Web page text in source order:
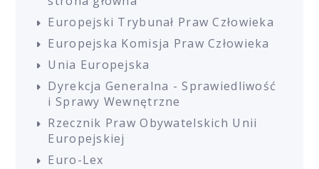
Europejski Trybunał Praw Człowieka
Europejska Komisja Praw Człowieka
Unia Europejska
Dyrekcja Generalna - Sprawiedliwość
i Sprawy Wewnętrzne
Rzecznik Praw Obywatelskich Unii
Europejskiej
Euro-Lex